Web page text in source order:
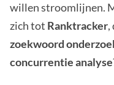
willen stroomlijnen.
zich tot Ranktracker,
zoekwoord
concurrentie analyse